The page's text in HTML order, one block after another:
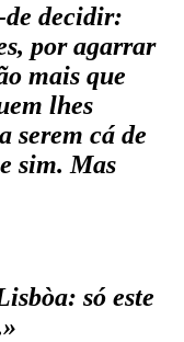
de decidir:
por agarrar
mais que
lhes
serem cá de
sim. Mas
só este